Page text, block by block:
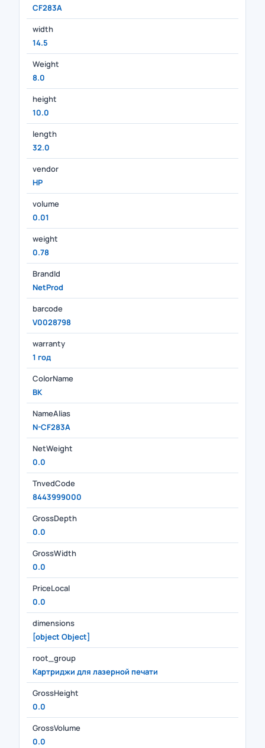
CF283A
width
14.5
Weight
8.0
height
10.0
length
32.0
vendor
HP
volume
0.01
weight
0.78
BrandId
NetProd
barcode
V0028798
warranty
1 год
ColorName
BK
NameAlias
N-CF283A
NetWeight
0.0
TnvedCode
8443999000
GrossDepth
0.0
GrossWidth
0.0
PriceLocal
0.0
dimensions
[object Object]
root_group
Картриджи для лазерной печати
GrossHeight
0.0
GrossVolume
0.0